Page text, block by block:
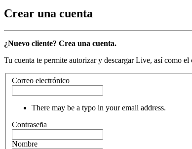
Crear una cuenta
¿Nuevo cliente? Crea una cuenta.
Tu cuenta te permite autorizar y descargar Live, así como
Correo electrónico
There may be a typo in your email address.
Contraseña
Nombre